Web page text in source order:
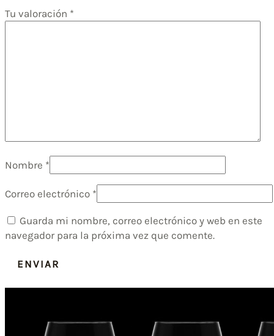
Tu valoración *
Nombre *
Correo electrónico *
Guarda mi nombre, correo electrónico y web en este
navegador para la próxima vez que comente.